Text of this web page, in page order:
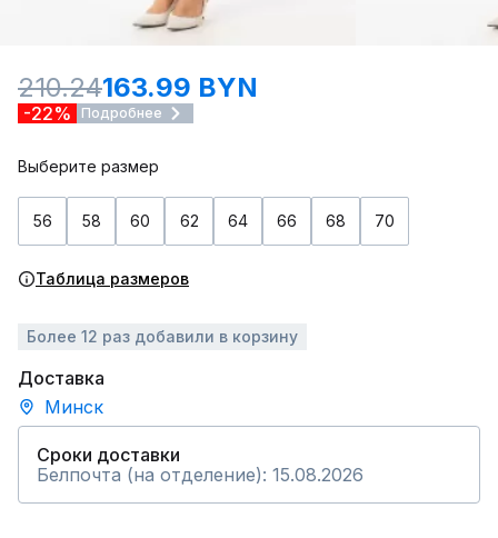
210.24163.99 BYN
-22% Подробнее
Выберите размер
56 58 60 62 64 66 68 70
Таблица размеров
Более 12 раз добавили в корзину
Доставка
Минск
Сроки доставки
Белпочта (на отделение): 15.08.2026